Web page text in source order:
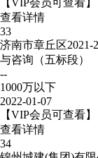
【VIP会员可查看】
查看详情
33
济南市章丘区
与咨询（五标段）
--
1000万以下
2022-01-07
【VIP会员可查看】
查看详情
34